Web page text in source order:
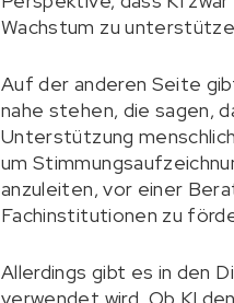
Wachstum zu
Auf der anderen Seite
nahe stehen, die sagen,
Unterstützung
um
anzuleiten, vor einer
Fachinstitutionen zu
Allerdings gibt es in den